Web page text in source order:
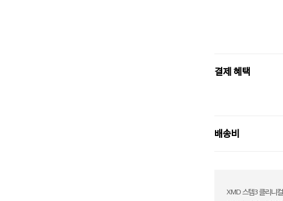
결제 혜택
배송비
XMD 스템3 클리니